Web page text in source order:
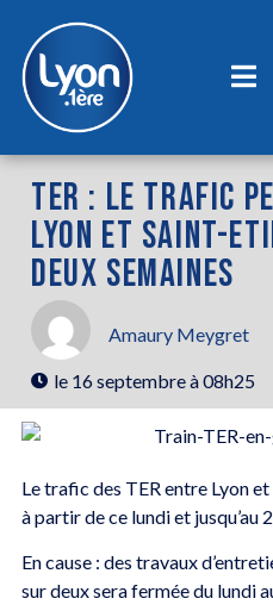
TER : LE TRAFIC
LYON ET SAINT-
DEUX SEMAINES
Amaury Meygret
le 16 septembre à 08h25
Le trafic des TER entre Lyon
à partir de ce lundi et jusqu’au
En cause : des travaux
sur deux sera fermée du lundi